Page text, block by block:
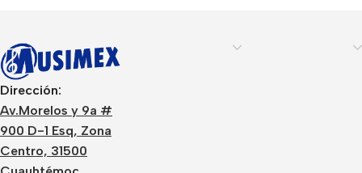
Dirección:
Av.Morelos y 9a #
900 D-1 Esq, Zona
Centro, 31500